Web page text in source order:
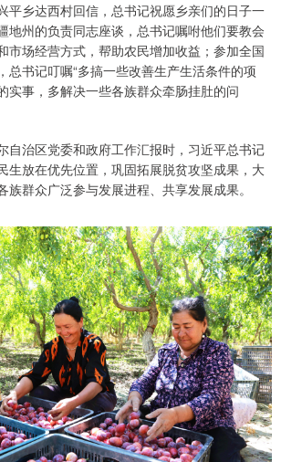
平乡达西村回信，总书记祝愿乡亲们的日子一
地州的负责同志座谈，总书记嘱咐他们要教会
市场经营方式，帮助农民增加收益；参加全国
总书记叮嘱“多搞一些改善生产生活条件的项
实事，多解决一些各族群众牵肠挂肚的问
自治区党委和政府工作汇报时，习近平总书记
生放在优先位置，巩固拓展脱贫攻坚成果，大
族群众广泛参与发展进程、共享发展成果。